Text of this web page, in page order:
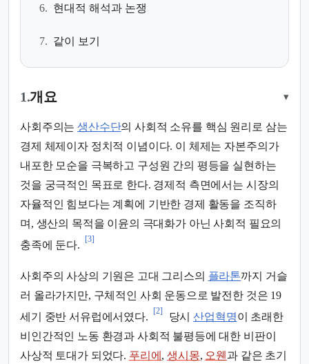
6. 현대적 해석과 논쟁
7. 같이 보기
1.개요 ▾
사회주의는생산수단의 사회적 소유를 핵심 원리로 삼는
경제 체제이자 정치적 이념이다. 이 체제는 자본주의가
내포한 모순을 극복하고 구성원 간의 평등을 실현하는
것을 궁극적인 목표로 한다. 경제적 측면에서는 시장의
자율적인 힘보다는 계획에 기반한 경제 활동을 조직하
며, 생산의 목적을 이윤의 극대화가 아닌 사회적 필요의
충족에 둔다.
[3]
사회주의 사상의 기원은 고대 그리스의 플라톤까지 거슬
러 올라가지만, 구체적인 사회 운동으로 발전한 것은 19
세기 중반 서유럽에서였다.
[2]
당시산업혁명이 초래한
비인간적인 노동 환경과 사회적 불평등에 대한 비판이
사상적 토대가 되었다. 푸리에 ,생시몽, 오웬 과 같은 초기